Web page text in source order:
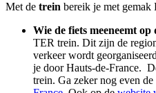
Met de trein bereik je met gemak
Wie de fiets meeneemt op
TER trein. Dit zijn de
verkeer wordt
je door Hauts-de-France.
trein. Ga zeker nog even